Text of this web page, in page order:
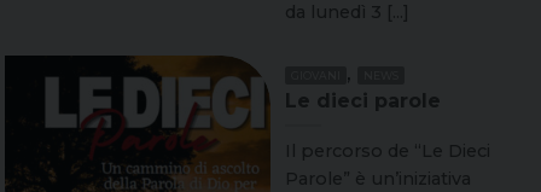
da lunedì 3 [...]
,
Le dieci parole
Il percorso de “Le Dieci
Parole” è un’iniziativa